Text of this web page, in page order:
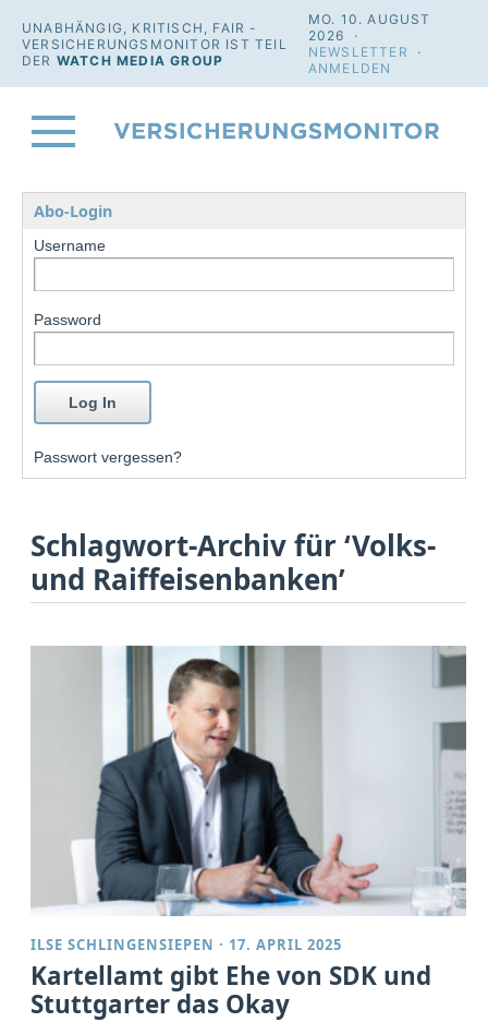
UNABHÄNGIG, KRITISCH, FAIR -
VERSICHERUNGSMONITOR IST TEIL
DER WATCH MEDIA GROUP
MO. 10. AUGUST
2026 ·
NEWSLETTER
·
ANMELDEN
Abo-Login
Username
Password
Passwort vergessen?
Schlagwort-Archiv für ‘Volks-
und Raiffeisenbanken’
ILSE SCHLINGENSIEPEN · 17. APRIL 2025
Kartellamt gibt Ehe von SDK und
Stuttgarter das Okay